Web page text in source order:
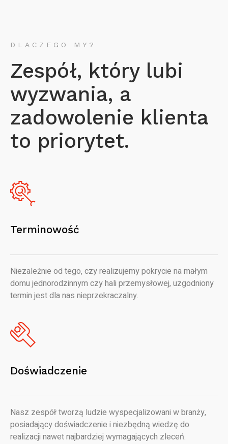
DLACZEGO MY?
Zespół, który lubi
wyzwania, a
zadowolenie klienta
to priorytet.
Terminowość
Niezależnie od tego, czy realizujemy pokrycie na małym
domu jednorodzinnym czy hali przemysłowej, uzgodniony
termin jest dla nas nieprzekraczalny.
Doświadczenie
Nasz zespół tworzą ludzie wyspecjalizowani w branży,
posiadający doświadczenie i niezbędną wiedzę do
realizacji nawet najbardziej wymagających zleceń.